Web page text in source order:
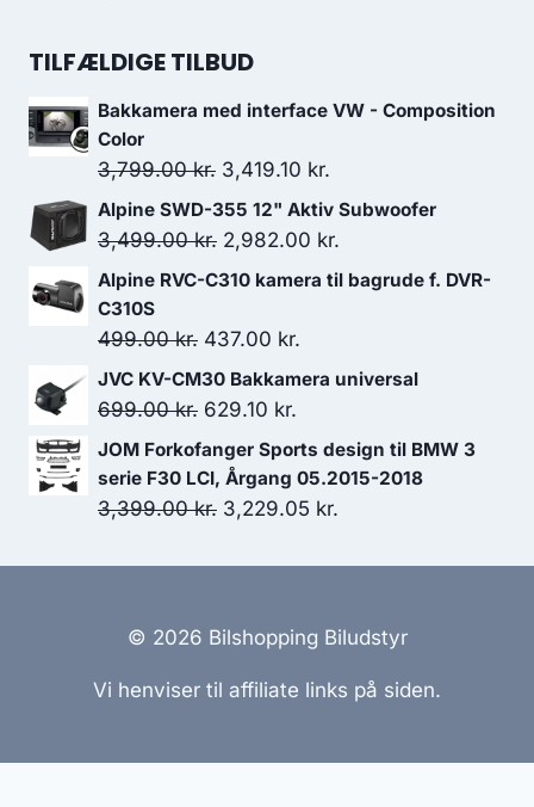
pris
6,999.00 kr..6,649.05 kr..
TILFÆLDIGE TILBUD
Bakkamera med interface VW - Composition
Color
3,799.00kr. Den
oprindelige
pris
3,419.10 kr.
aktuelle
pris
3,419.10 kr..
Alpine SWD-355 12" Aktiv Subwoofer
3,499.00kr. Den
oprindelige
var:
3,499.00 kr..
2,982.00 kr.
aktuelle
2,982.00 kr..
Alpine RVC-C310 kamera til bagrude f. DVR-
C310S
499.00kr. Den
oprindelige
pris
499.00 kr..
437.00 kr.
aktuelle
437.00 kr..
JVC KV-CM30 Bakkamera universal
699.00kr. Den
oprindelige
pris
var:
629.10 kr.
aktuelle
pris
er:
JOM Forkofanger Sports design til BMW 3
serie F30 LCI, Årgang 05.2015-2018
3,399.00kr. Den
pris
3,399.00 kr..
3,229.05 kr.
pris
3,229.05 kr..
© 2026 Bilshopping Biludstyr
Vi henviser til affiliate links på siden.